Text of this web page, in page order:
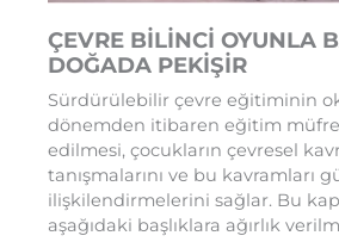
ÇEVRE BİLİNCİ OYUNLA
DOĞADA PEKİŞİR
Sürdürülebilir çevre eğitiminin
dönemden itibaren eğitim
edilmesi, çocukların çevresel
tanışmalarını ve bu kavramları
ilişkilendirmelerini sağlar. Bu
aşağıdaki başlıklara ağırlık